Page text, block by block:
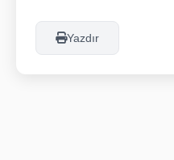
Yazdır